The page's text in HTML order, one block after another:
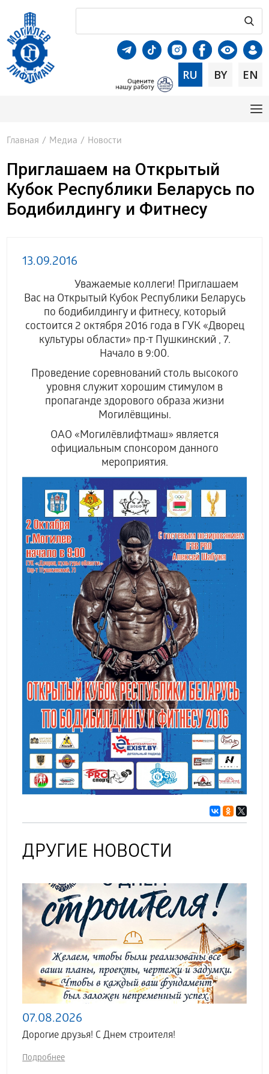
RU BY EN
Главная / Медиа / Новости
Приглашаем на Открытый
Кубок Республики Беларусь по
Бодибилдингу и Фитнесу
13.09.2016
Уважаемые коллеги! Приглашаем
Вас на Открытый Кубок Республики Беларусь
по бодибилдингу и фитнесу, который
состоится 2 октября 2016 года в ГУК «Дворец
культуры области» пр-т Пушкинский , 7.
Начало в 9:00.
Проведение соревнований столь высокого
уровня служит хорошим стимулом в
пропаганде здорового образа жизни
Могилёвщины.
ОАО «Могилёвлифтмаш» является
официальным спонсором данного
мероприятия.
ДРУГИЕ НОВОСТИ
07.08.2026
Дорогие друзья! С Днем строителя!
Подробнее